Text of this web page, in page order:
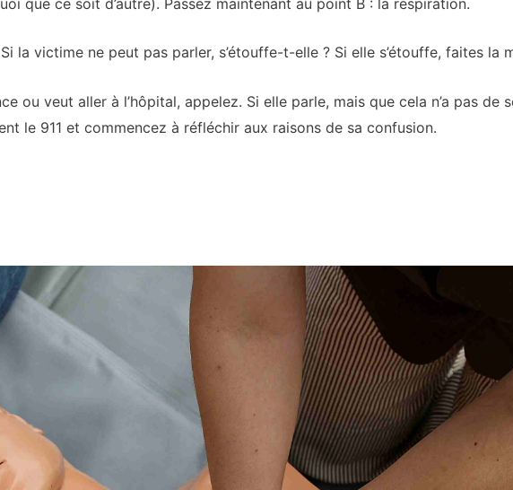
la victime ne peut pas parler, s’étouffe-t-elle ? Si elle s’étouffe, faites la
ou veut aller à l’hôpital, appelez. Si elle parle, mais que cela n’a pas de
le 911 et commencez à réfléchir aux raisons de sa confusion.